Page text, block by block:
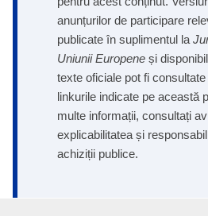
anunțurilor de participare
publicate în suplimentul la
Uniunii Europene și
texte oficiale pot fi
linkurile indicate pe această
multe informații, consultați
explicabilitatea și
achiziții publice.